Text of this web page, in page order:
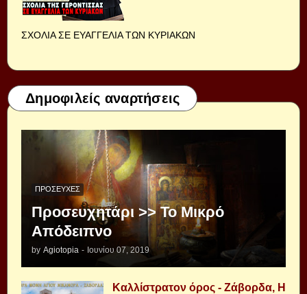
ΣΧΟΛΙΑ ΣΕ ΕΥΑΓΓΕΛΙΑ ΤΩΝ ΚΥΡΙΑΚΩΝ
Δημοφιλείς αναρτήσεις
ΠΡΟΣΕΥΧΈΣ
Προσευχητάρι >> Το Μικρό
Απόδειπνο
by Agiotopia - Ιουνίου 07, 2019
Καλλίστρατον όρος - Ζάβορδα, Η